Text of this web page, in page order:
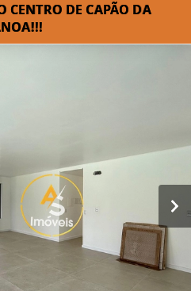
CENTRO DE CAPÃO DA